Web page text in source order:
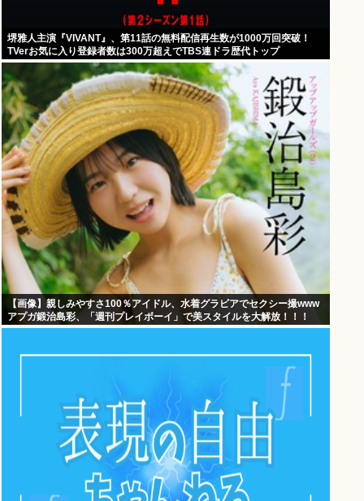
堺雅人主演『VIVANT』、第11話の無料配信再生数が1000万回突破！
TVerお気に入り登録者数は300万超えでTBS連ドラ歴代トップ
【画像】親しみやすさ100％アイドル、水着グラビアでセクシー撮www
アプガ鍛治島彩、「週刊プレイボーイ」で美スタイルを大解放！！！